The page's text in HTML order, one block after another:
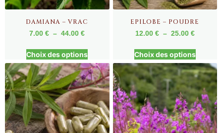
DAMIANA – VRAC
7.00€ – 44.00€
Choix des options
EPILOBE – POUDRE
12.00 € – 25.00 €
Choix des options